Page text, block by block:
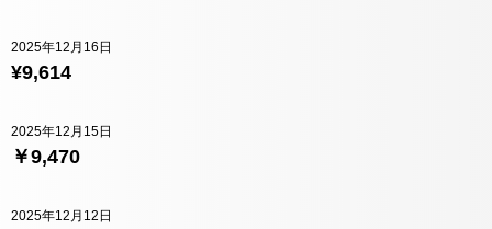
¥9,614
2025年12月16日
￥9,470
2025年12月15日
2025年12月12日